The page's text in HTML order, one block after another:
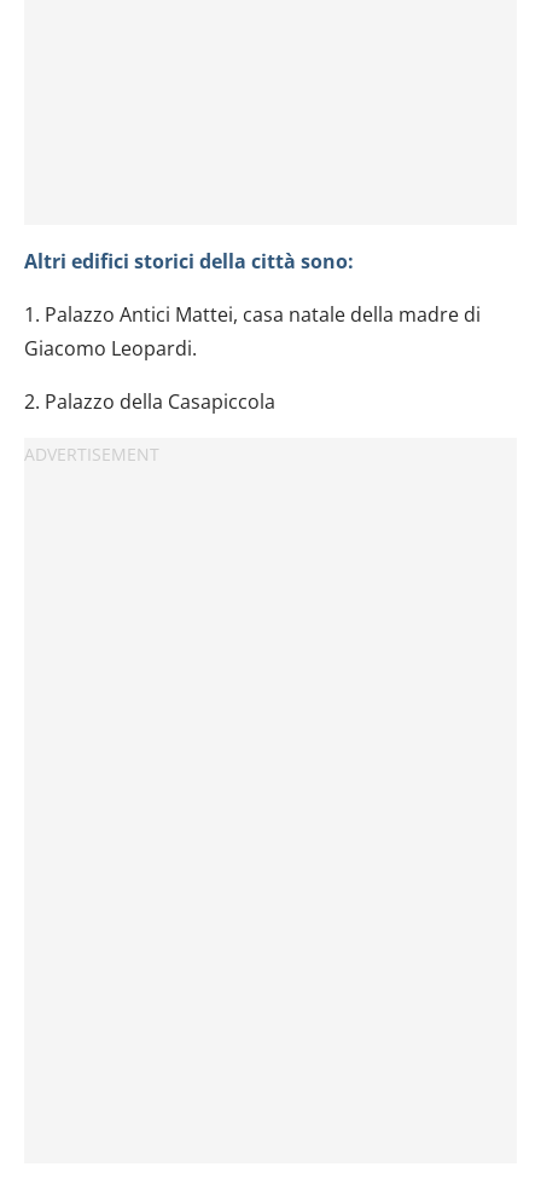
Altri edifici storici della città sono:
1. Palazzo Antici Mattei, casa natale della madre di
Giacomo Leopardi.
2. Palazzo della Casapiccola